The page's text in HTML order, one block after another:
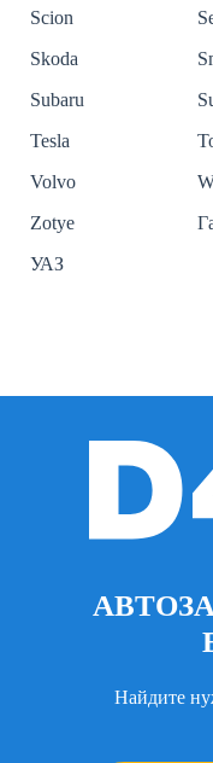
Scion
Skoda
Subaru
Tesla
Volvo
Zotye
УАЗ
Найдите